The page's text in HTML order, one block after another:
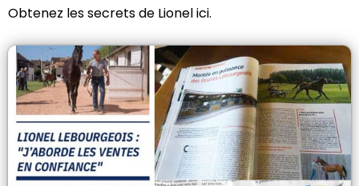
Obtenez les secrets de Lionel ici.